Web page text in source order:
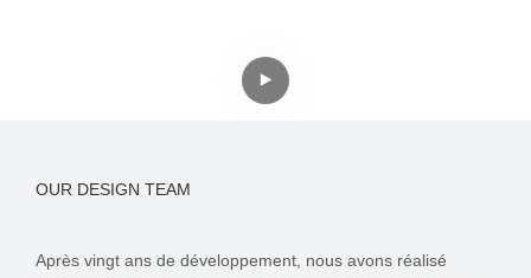
OUR DESIGN TEAM
Après vingt ans de développement, nous avons réalisé